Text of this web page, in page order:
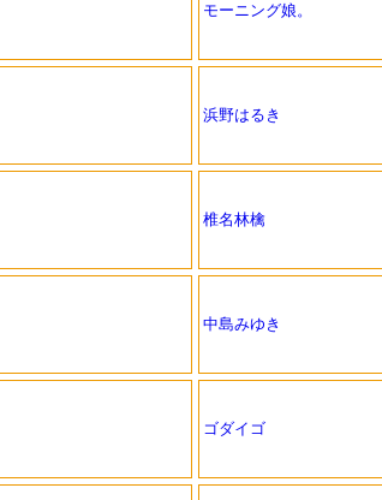
モーニング娘。
浜野はるき
椎名林檎
中島みゆき
ゴダイゴ